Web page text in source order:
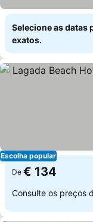
Selecione as datas
exatos.
Escolha popular
De € 134
Consulte os preços